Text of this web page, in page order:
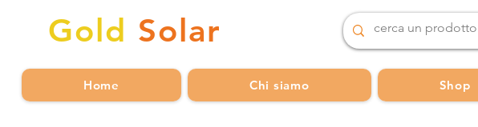
Gold Solar
Home Chi siamo Shop